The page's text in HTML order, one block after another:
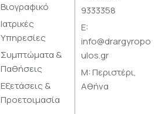
Βιογραφικό
Ιατρικές
Υπηρεσίες
Συμπτώματα &
Παθήσεις
Εξετάσεις &
Προετοιμασία
9333358
E:
info@drargyropo
ulos.gr
M: Περιστέρι,
Αθήνα